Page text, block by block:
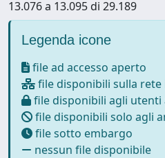
13.076 a 13.095 di 29.189
Legenda icone
file ad accesso aperto
file disponibili sulla rete
file disponibili agli utenti
file disponibili solo agli
file sotto embargo
nessun file disponibile